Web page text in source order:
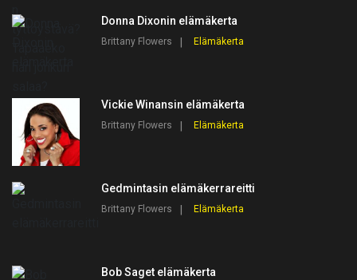
Donna Dixonin elämäkerta
Brittany Flowers Elämäkerta
Vickie Winansin elämäkerta
Brittany Flowers Elämäkerta
Gedmintasin elämäkerrareitti
Brittany Flowers Elämäkerta
Bob Saget elämäkerta